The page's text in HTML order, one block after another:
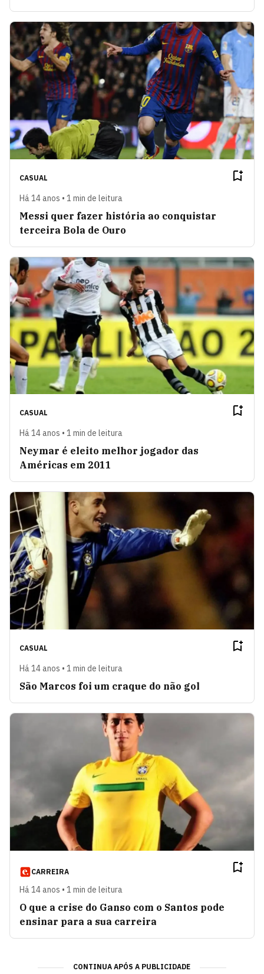
CASUAL
Há 14 anos • 1 min de leitura
Messi quer fazer história ao conquistar
terceira Bola de Ouro
CASUAL
Há 14 anos • 1 min de leitura
Neymar é eleito melhor jogador das
Américas em 2011
CASUAL
Há 14 anos • 1 min de leitura
São Marcos foi um craque do não gol
CARREIRA
Há 14 anos • 1 min de leitura
O que a crise do Ganso com o Santos pode
ensinar para a sua carreira
CONTINUA APÓS A PUBLICIDADE